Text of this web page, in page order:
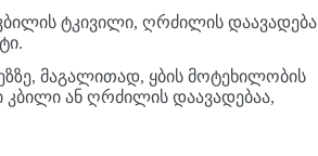
ტკივილი, ღრძილის დაავადება
მაგალითად, ყბის მოტეხილობის
კბილი ან ღრძილის დაავადებაა,